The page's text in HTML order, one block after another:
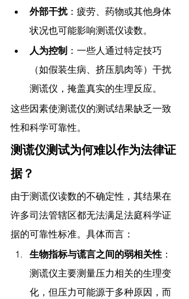
外部干扰：疲劳、药物或其他身体
状况也可能影响测谎仪读数。
人为控制 ：一些人通过特定技巧
（如假装生病、挤压肌肉等）干扰
测谎仪，掩盖真实的生理反应。
这些因素使测谎仪的测试结果缺乏一致
性和科学可靠性。
测谎仪测试为何难以作为法律证
据？
由于测谎仪读数的不确定性，其结果在
许多司法管辖区都无法满足法庭科学证
据的可靠性标准。具体而言：
生物指标与谎言之间的弱相关性 ：
测谎仪主要测量压力相关的生理变
化，但压力可能源于多种原因，而